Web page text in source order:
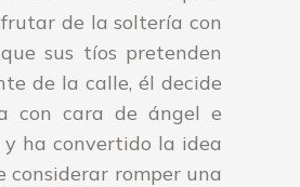
de la soltería con
sus tíos pretenden
de la calle, él decide
con cara de ángel e
ha convertido la idea
considerar romper una